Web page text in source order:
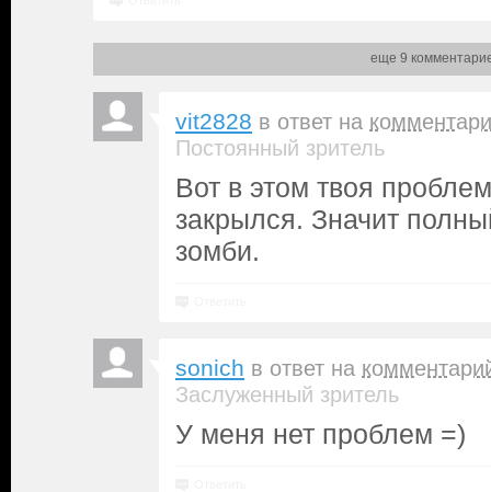
еще 9
vit2828 в ответ на
Постоянный зритель
Вот в этом твоя
закрылся. Значит
зомби.
sonich в ответ на
Заслуженный зритель
У меня нет проблем =)